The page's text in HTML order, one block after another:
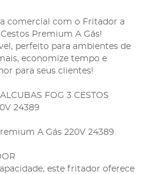
comercial com o Fritador a
Premium A Gás!
perfeito para ambientes de
economize tempo e
para seus clientes!
FOG 3 CESTOS
24389
A Gás 220V 24389
este fritador oferece